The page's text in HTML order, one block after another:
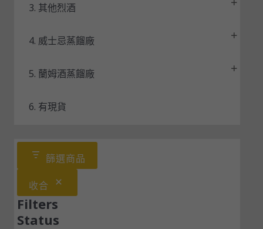
3. 其他烈酒
4. 威士忌蒸餾廠
5. 蘭姆酒蒸餾廠
6. 有現貨
篩選商品
收合
Filters
Status